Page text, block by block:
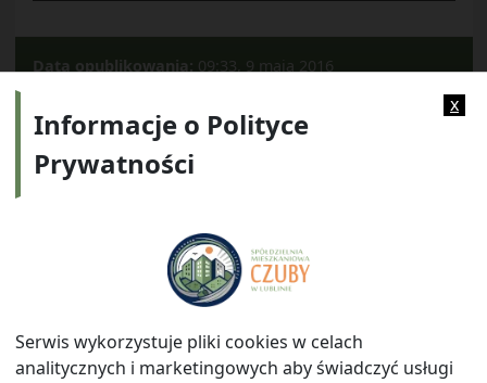
Data opublikowania: 09:33, 9 maja 2016
ul. Watykańska 6, 20-538 Lublin
Telefon: 814641700 E-mail: info@smczuby.pl
x
Informacje o Polityce
Prywatności
Serwis wykorzystuje pliki cookies w celach
analitycznych i marketingowych aby świadczyć usługi